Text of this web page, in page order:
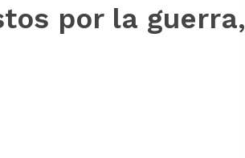
por la guerra,